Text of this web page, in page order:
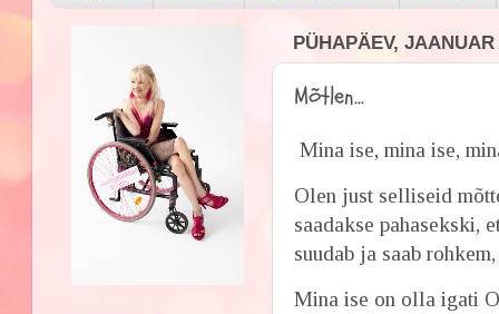
PÜHAPÄEV,
Mõtlen...
Mina ise, mina ise,
Olen just selliseid
saadakse pahasekski,
suudab ja saab
Mina ise on olla igati